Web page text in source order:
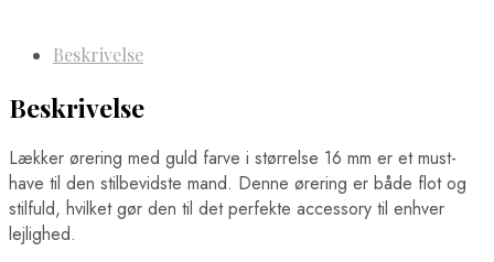
Beskrivelse
Beskrivelse
Lækker ørering med guld farve i størrelse 16 mm er et must-
have til den stilbevidste mand. Denne ørering er både flot og
stilfuld, hvilket gør den til det perfekte accessory til enhver
lejlighed.